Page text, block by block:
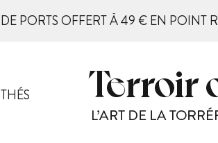
PORTS OFFERT À 49 € EN POINT
THÉS